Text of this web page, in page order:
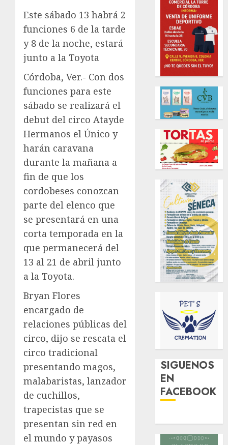
Este sábado 13 habrá 2
funciones 6 de la tarde
y 8 de la noche, estará
junto a la Toyota
Córdoba, Ver.- Con dos
funciones para este
sábado se realizará el
debut del circo Atayde
Hermanos el Único y
harán caravana
durante la mañana a
fin de que los
cordobeses conozcan
parte del elenco que
se presentará en una
corta temporada en la
que permanecerá del
13 al 21 de abril junto
a la Toyota.
Bryan Flores
encargado de
relaciones públicas del
circo, dijo se rescata el
circo tradicional
presentando magos,
malabaristas, lanzador
de cuchillos,
trapecistas que se
presentan sin red en
el mundo y payasos
SIGUENOS
EN
FACEBOOK